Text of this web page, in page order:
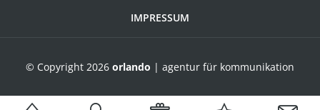
IMPRESSUM
© Copyright 2026 orlando | agentur für kommunikation